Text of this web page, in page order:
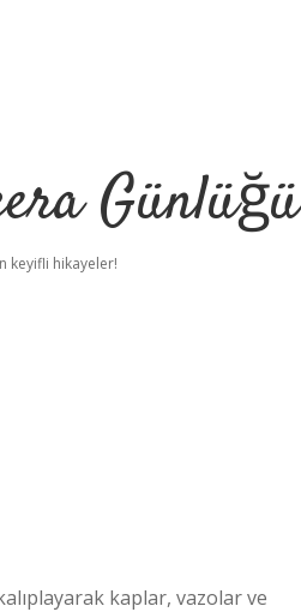
Günlüğü
keyifli hikayeler!
kaplar, vazolar ve